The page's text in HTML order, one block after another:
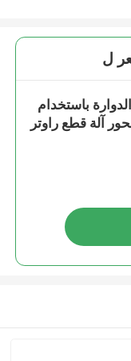
ل
باستخدام
الآلي 4 محور آلة قطع راوتر